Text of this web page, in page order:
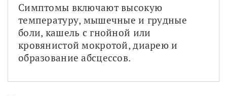
Симптомы включают высокую
температуру, мышечные и грудные
боли, кашель с гнойной или
кровянистой мокротой, диарею и
образование абсцессов.